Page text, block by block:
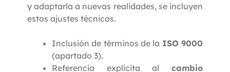
y adaptarla a nuevas realidades, se incluyen
estos ajustes técnicos.
Inclusión de términos de la ISO 9000
(apartado 3).
Referencia explícita alcambio